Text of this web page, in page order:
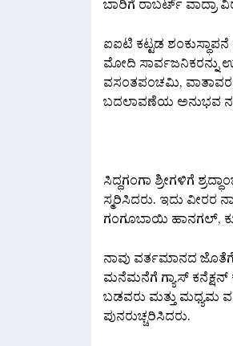
ಬಾರಿಗೆ ರಾಬರ್ಟ್ ವಾದ್ರಾ
ಐಐಟಿ ಕಟ್ಟಡ
ಮೋದಿ ಸಾರ್ವಜನಿಕರನ್ನು
ವಸಂತಪಂಚಮಿ, ವಾತಾವರಣ
ಬದಲಾವಣೆಯ ಅನುಭವ
ಸಿದ್ಧಗಂಗಾ ಶ್ರೀಗಳಿಗೆ
ಸ್ಮರಿಸಿದರು. ಇದು ವೀರರ
ಗಂಗೂಬಾಯಿ ಹಾನಗಲ್,
ನಾವು ವರ್ತಮಾನದ ಜೊತೆಗೆ
ಮನೆಮನೆಗೆ ಗ್ಯಾಸ್ ಕನೆಕ್ಷನ್
ಬಡವರು ಮತ್ತು ಮಧ್ಯಮ
ಪುನರುಚ್ಚರಿಸಿದರು.